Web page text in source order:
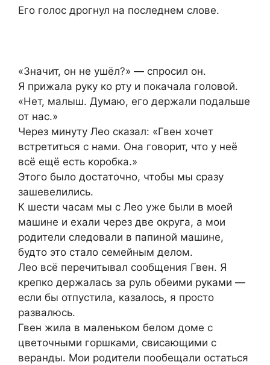
Его голос дрогнул на последнем слове.
«Значит, он не ушёл?» — спросил он.
Я прижала руку ко рту и покачала головой.
«Нет, малыш. Думаю, его держали подальше
от нас.»
Через минуту Лео сказал: «Гвен хочет
встретиться с нами. Она говорит, что у неё
всё ещё есть коробка.»
Этого было достаточно, чтобы мы сразу
зашевелились.
К шести часам мы с Лео уже были в моей
машине и ехали через две округа, а мои
родители следовали в папиной машине,
будто это стало семейным делом.
Лео всё перечитывал сообщения Гвен. Я
крепко держалась за руль обеими руками —
если бы отпустила, казалось, я просто
развалюсь.
Гвен жила в маленьком белом доме с
цветочными горшками, свисающими с
веранды. Мои родители пообещали остаться